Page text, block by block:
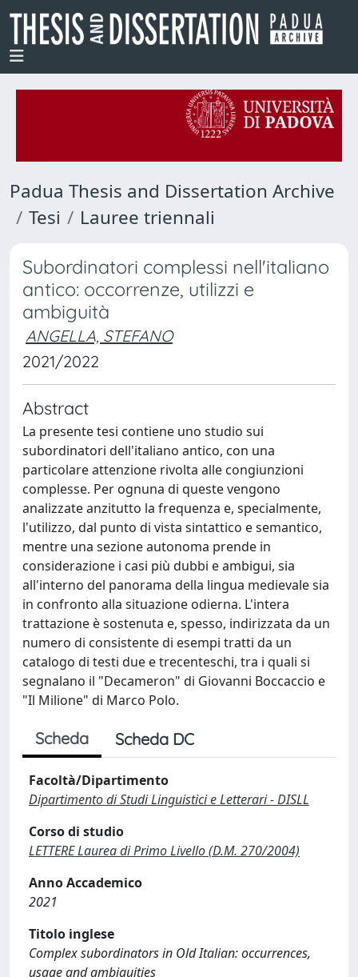
Padua Thesis and Dissertation Archive
Tesi
Lauree triennali
Subordinatori complessi nell'italiano
antico: occorrenze, utilizzi e
ambiguità
ANGELLA, STEFANO
2021/2022
Abstract
La presente tesi contiene uno studio sui
subordinatori dell'italiano antico, con una
particolare attenzione rivolta alle congiunzioni
complesse. Per ognuna di queste vengono
analizzate anzitutto la frequenza e, specialmente,
l'utilizzo, dal punto di vista sintattico e semantico,
mentre una sezione autonoma prende in
considerazione i casi più dubbi e ambigui, sia
all'interno del panorama della lingua medievale sia
in confronto alla situazione odierna. L'intera
trattazione è sostenuta e, spesso, indirizzata da un
numero di consistente di esempi tratti da un
catalogo di testi due e trecenteschi, tra i quali si
segnalano il "Decameron" di Giovanni Boccaccio e
"Il Milione" di Marco Polo.
Scheda Scheda DC
Facoltà/Dipartimento
Dipartimento di Studi Linguistici e Letterari - DISLL
Corso di studio
LETTERE Laurea di Primo Livello (D.M. 270/2004)
Anno Accademico
2021
Titolo inglese
Complex subordinators in Old Italian: occurrences,
usage and ambiguities